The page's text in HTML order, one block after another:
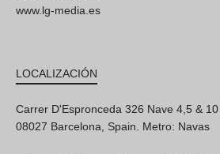
www.lg-media.es
LOCALIZACIÓN
Carrer D'Espronceda 326 Nave 4,5 & 10
08027 Barcelona, Spain. Metro: Navas